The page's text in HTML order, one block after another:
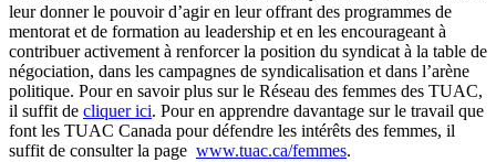
leur donner le pouvoir d’agir en leur offrant des programmes de
mentorat et de formation au leadership et en les encourageant à
contribuer activement à renforcer la position du syndicat à la table de
négociation, dans les campagnes de syndicalisation et dans l’arène
politique. Pour en savoir plus sur le Réseau des femmes des TUAC,
il suffit de cliquer ici. Pour en apprendre davantage sur le travail que
font les TUAC Canada pour défendre les intérêts des femmes, il
suffit de consulter la page www.tuac.ca/femmes.